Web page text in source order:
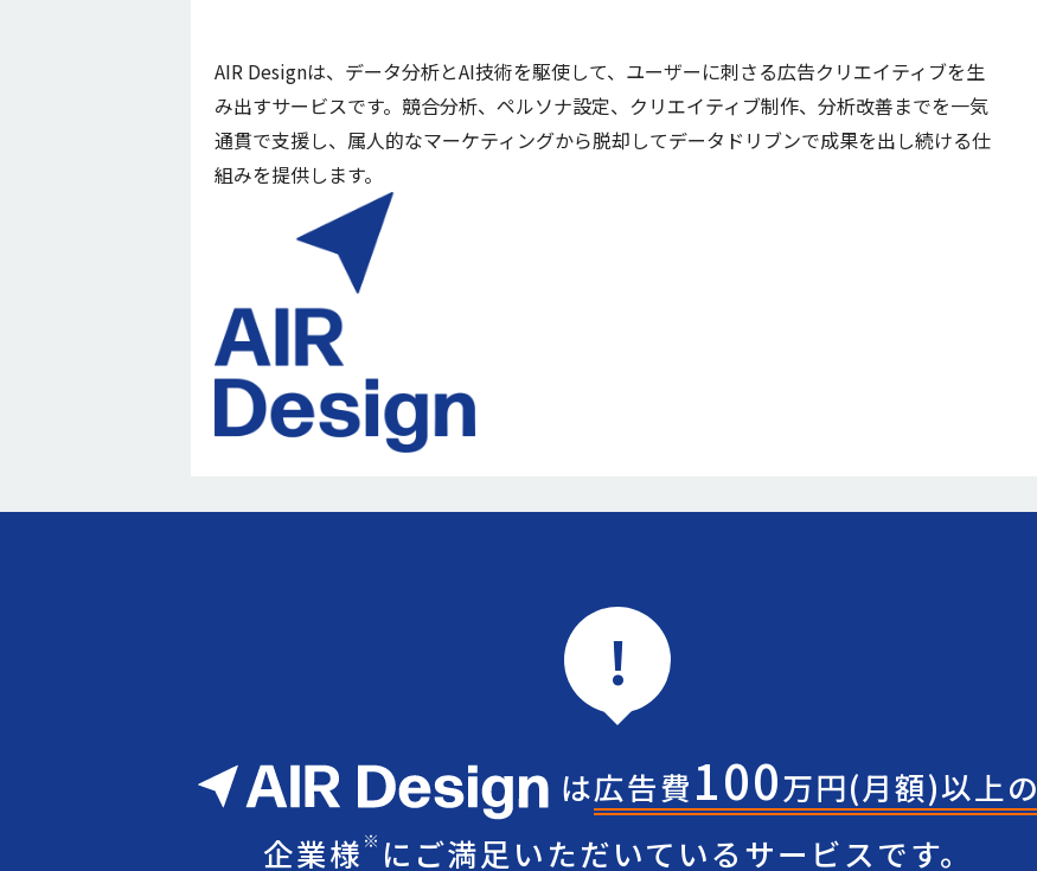
AIR Designは、データ分析とAI技術を駆使して、ユーザーに刺さる広告クリエイティブを生
み出すサービスです。競合分析、ペルソナ設定、クリエイティブ制作、分析改善までを一気
通貫で支援し、属人的なマーケティングから脱却してデータドリブンで成果を出し続ける仕
組みを提供します。
!
は広告費100万円(月額)以上の
企業様 ※ にご満足いただいているサービスです。